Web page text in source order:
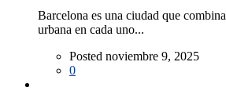
Barcelona es una ciudad que
urbana en cada uno...
Posted noviembre 9, 2025
0